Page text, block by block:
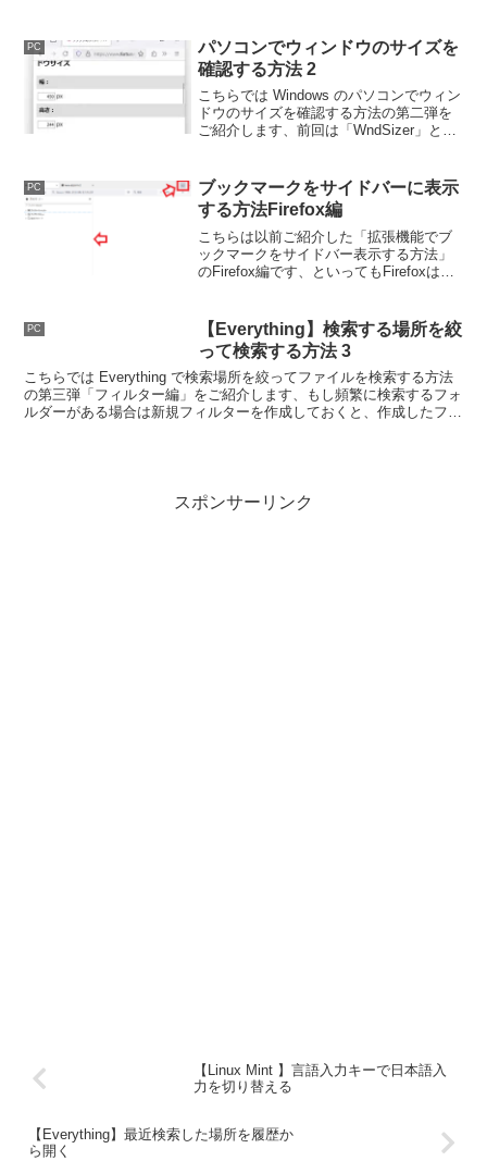
のファイルを表示してまとめて移動やコ
ピーを行うことが出来ます。
PC
パソコンでウィンドウのサイズを
確認する方法 2
こちらでは Windows のパソコンでウィン
ドウのサイズを確認する方法の第二弾を
ご紹介します、前回は「WndSizer」とい
ブラウザのウィンドウのサイズを図るこ
とができるんです。
PC
ブックマークをサイドバーに表示
する方法Firefox編
こちらは以前ご紹介した「拡張機能でブ
ックマークをサイドバー表示する方法」
のFirefox編です、といってもFirefoxは拡
能です、こちらでは表示する方法のご紹
介を致します。
PC
【Everything】検索する場所を絞
って検索する方法 3
こちらでは Everything で検索場所を絞ってファイルを検索する方法
の第三弾「フィルター編」をご紹介します、もし頻繁に検索するフォ
ルダーがある場合は新規フィルターを作成しておくと、作成したフィ
スポンサーリンク
【Linux Mint 】言語入力キーで日本語入
力を切り替える
【Everything】最近検索した場所を履歴か
ら開く